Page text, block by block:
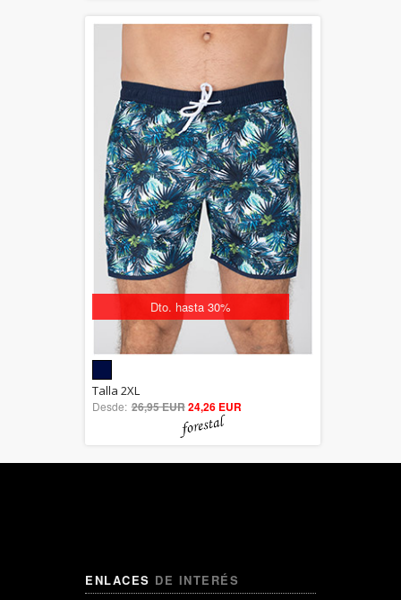
Dto. hasta 30%
out of 5
Talla 2XL
Desde: 26,95 EUR24,26 EUR
ENLACES DE INTERÉS